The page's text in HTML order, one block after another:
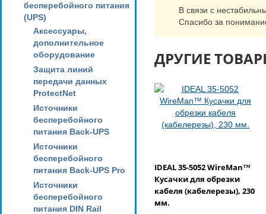
бесперебойного питания
(UPS)
Аксессуары,
дополнительное
оборудование
Защита линий
передачи данных
ProtectNet
Источники
бесперебойного
питания Back-UPS
Источники
бесперебойного
питания Back-UPS Pro
Источники
бесперебойного
питания DIN Rail
В связи с
Спасибо за
ДРУГИЕ
IDEAL 35-5052 WireMan™
Кусачки для обрезки
кабеля (кабелерезы), 230
мм.